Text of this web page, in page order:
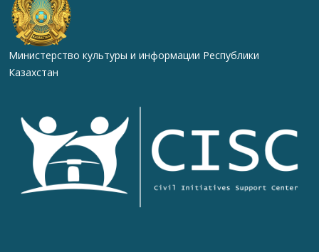
Министерство культуры и информации Республики
Казахстан